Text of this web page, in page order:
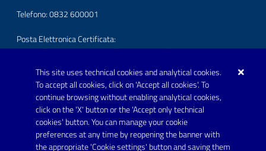
This site uses technical cookies and analytical cookies.
To accept all cookies, click on 'Accept all cookies'. To
continue browsing without enabling analytical cookies,
click on the 'X' button or the 'Accept only technical
cookies' button. You can manage your cookie
preferences at any time by reopening the banner with
the appropriate 'Cookie settings' button and saving them
Telefono: 0832 600001
Posta Elettronica Certificata:
protocollo.comunecarmiano@pec.rupar.puglia.it
URP - Ufficio Relazioni con il Pubblico
FOLLOW US ON
Youtube